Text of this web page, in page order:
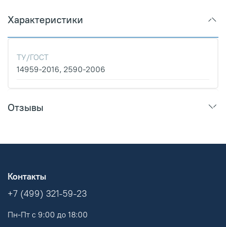
Характеристики
ТУ/ГОСТ
14959-2016, 2590-2006
Отзывы
Контакты
+7 (499) 321-59-23
Пн-Пт с 9:00 до 18:00